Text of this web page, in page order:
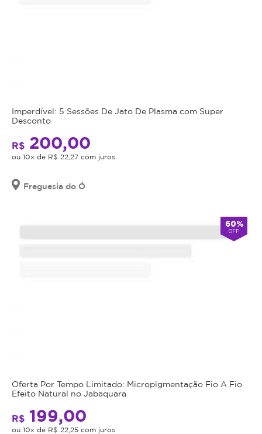
Imperdível: 5 Sessões De Jato De Plasma com Super
Desconto
R$ 200,00
ou 10x de R$ 22,27 com juros
Freguesia do Ó
60%
OFF
Oferta Por Tempo Limitado: Micropigmentação Fio A Fio
Efeito Natural no Jabaquara
R$ 199,00
ou 10x de R$ 22,25 com juros